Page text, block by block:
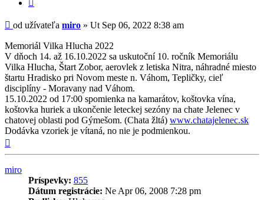
Príspevok
od užívateľa miro » Ut Sep 06, 2022 8:38 am
Memoriál Vilka Hlucha 2022
V dňoch 14. až 16.10.2022 sa uskutoční 10. ročník Memoriálu
Vilka Hlucha, Štart Zobor, aerovlek z letiska Nitra, náhradné miesto
štartu Hradisko pri Novom meste n. Váhom, Tepličky, cieľ
disciplíny - Moravany nad Váhom.
15.10.2022 od 17:00 spomienka na kamarátov, koštovka vína,
koštovka huriek a ukončenie leteckej sezóny na chate Jelenec v
chatovej oblasti pod Gýmešom. (Chata žltá) www.chatajelenec.sk
Dodávka vzoriek je vítaná, no nie je podmienkou.
miro
Príspevky: 855
Dátum registrácie: Ne Apr 06, 2008 7:28 pm